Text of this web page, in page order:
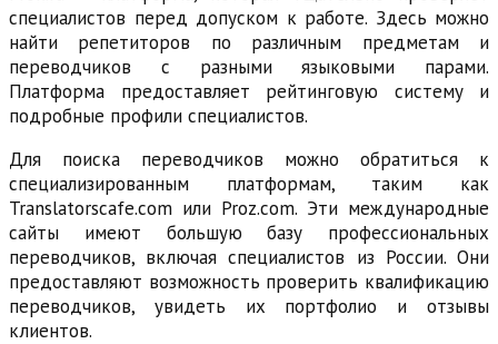
специалистов перед допуском к работе. Здесь можно
найти репетиторов по различным предметам и
переводчиков с разными языковыми парами.
Платформа предоставляет рейтинговую систему и
подробные профили специалистов.
Для поиска переводчиков можно обратиться к
специализированным платформам, таким как
Translatorscafe.com или Proz.com. Эти международные
сайты имеют большую базу профессиональных
переводчиков, включая специалистов из России. Они
предоставляют возможность проверить квалификацию
переводчиков, увидеть их портфолио и отзывы
клиентов.